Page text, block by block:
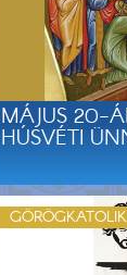
MÁJUS 20-
HÚSVÉTI